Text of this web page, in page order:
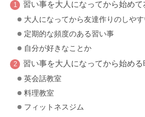
習い事を大人になってから始め
大人になってから友達作りのしや
定期的な頻度のある習い事
自分が好きなことか
習い事を大人になってから始め
英会話教室
料理教室
フィットネスジム